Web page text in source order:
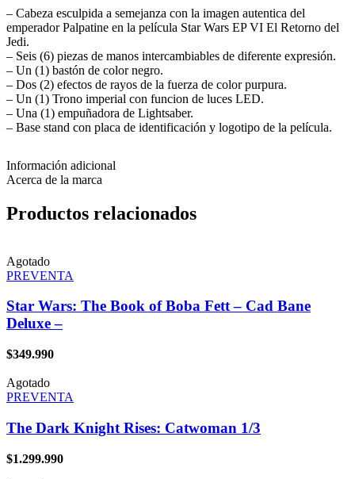
– Cabeza esculpida a semejanza con la imagen autentica del
emperador Palpatine en la película Star Wars EP VI El Retorno del
Jedi.
– Seis (6) piezas de manos intercambiables de diferente expresión.
– Un (1) bastón de color negro.
– Dos (2) efectos de rayos de la fuerza de color purpura.
– Un (1) Trono imperial con funcion de luces LED.
– Una (1) empuñadora de Lightsaber.
– Base stand con placa de identificación y logotipo de la película.
Información adicional
Acerca de la marca
Productos relacionados
Agotado
PREVENTA
Star Wars: The Book of Boba Fett – Cad Bane
Deluxe –
$349.990
Agotado
PREVENTA
The Dark Knight Rises: Catwoman 1/3
$1.299.990